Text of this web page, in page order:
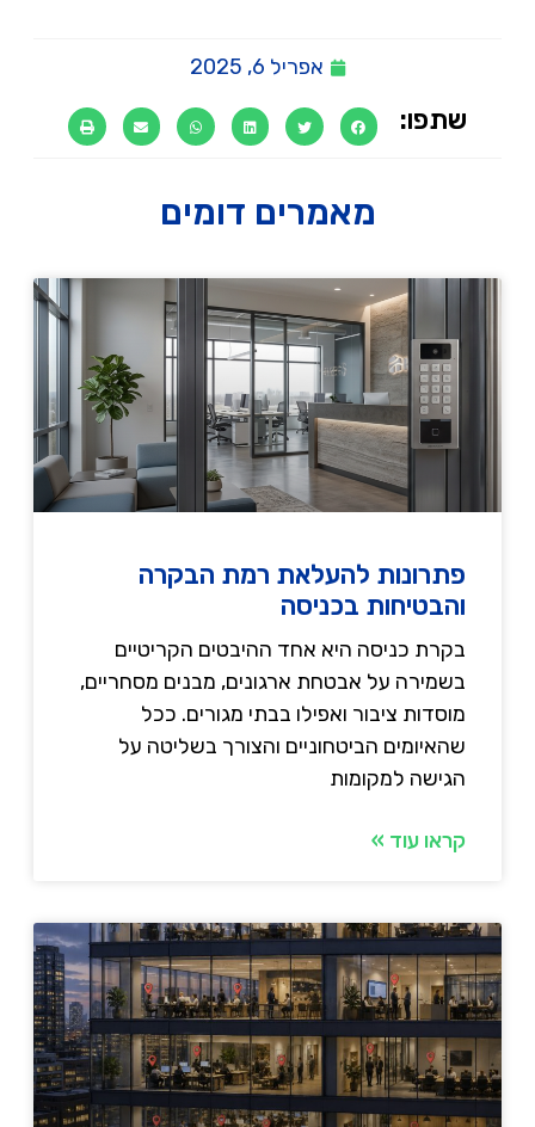
אפריל 6, 2025
שתפו:
מאמרים דומים
פתרונות להעלאת רמת הבקרה
והבטיחות בכניסה
בקרת כניסה היא אחד ההיבטים הקריטיים
בשמירה על אבטחת ארגונים, מבנים מסחריים,
מוסדות ציבור ואפילו בבתי מגורים. ככל
שהאיומים הביטחוניים והצורך בשליטה על
הגישה למקומות
קראו עוד »